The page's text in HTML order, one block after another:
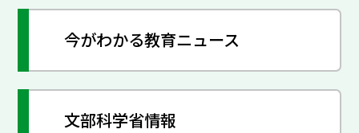
今がわかる教育ニュース
文部科学省情報